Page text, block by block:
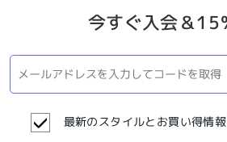
今すぐ入会＆15
最新のスタイルとお買い得情